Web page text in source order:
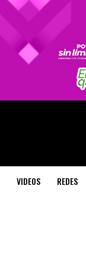
VIDEOS REDES